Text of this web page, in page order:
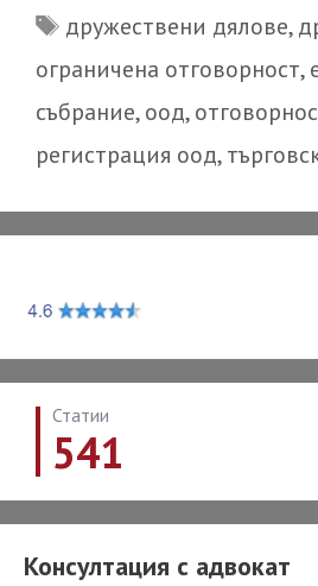
Tags
дружествени дялове,
ограничена отговорност,
събрание,оод,
регистрация оод,
Статии
541
Консултация с адвокат